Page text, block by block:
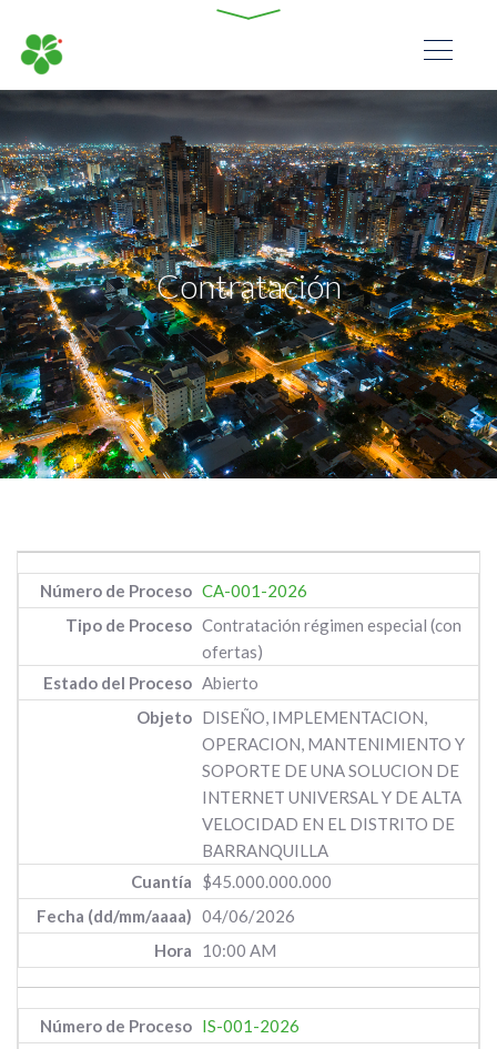
Contratación
CA-001-2026
Contratación régimen especial (con
ofertas)
Abierto
DISEÑO, IMPLEMENTACION,
OPERACION, MANTENIMIENTO Y
SOPORTE DE UNA SOLUCION DE
INTERNET UNIVERSAL Y DE ALTA
VELOCIDAD EN EL DISTRITO DE
BARRANQUILLA
$45.000.000.000
04/06/2026
10:00 AM
IS-001-2026